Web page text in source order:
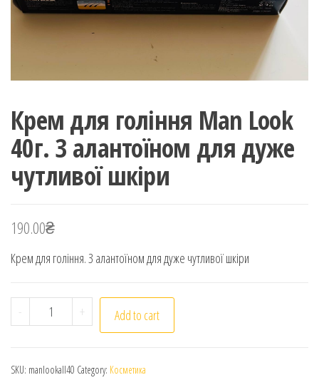
Крем для гоління Man Look
40г. З алантоїном для дуже
чутливої шкіри
190.00₴
Крем для гоління. З алантоїном для дуже чутливої шкіри
- Крем для гоління Man Look 40г. З алантоїном для
+ Add to cart
SKU: manlookall40 Category: Косметика